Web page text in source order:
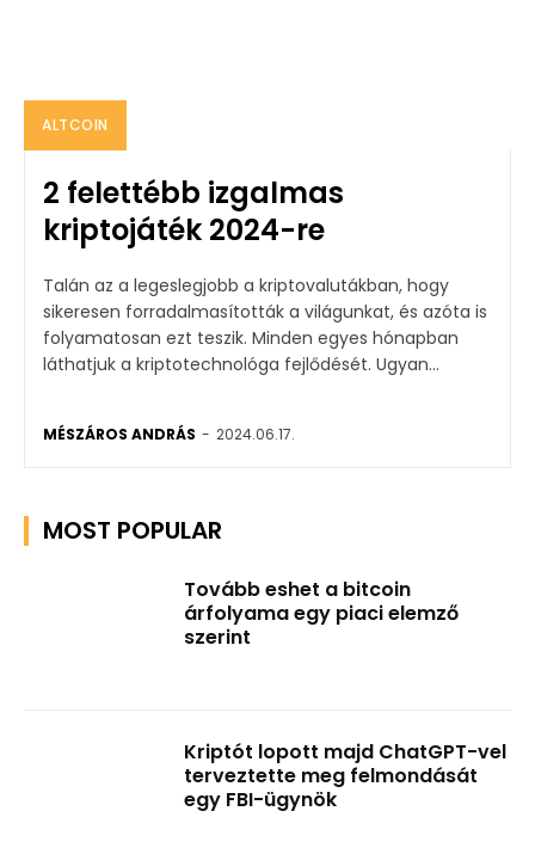
ALTCOIN
2 felettébb izgalmas
kriptojáték 2024-re
Talán az a legeslegjobb a kriptovalutákban, hogy
sikeresen forradalmasították a világunkat, és azóta is
folyamatosan ezt teszik. Minden egyes hónapban
láthatjuk a kriptotechnológa fejlődését. Ugyan...
MÉSZÁROS ANDRÁS - 2024.06.17.
MOST POPULAR
Tovább eshet a bitcoin
árfolyama egy piaci elemző
szerint
Kriptót lopott majd ChatGPT-vel
terveztette meg felmondását
egy FBI-ügynök